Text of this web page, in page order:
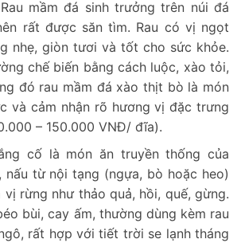
mầm đá sinh trưởng trên núi đá
rất được săn tìm. Rau có vị ngọt
nhẹ, giòn tươi và tốt cho sức khỏe.
chế biến bằng cách luộc, xào tỏi,
đó rau mầm đá xào thịt bò là món
và cảm nhận rõ hương vị đặc trưng
– 150.000 VNĐ/ đĩa).
cố là món ăn truyền thống của
nấu từ nội tạng (ngựa, bò hoặc heo)
vị rừng như thảo quả, hồi, quế, gừng.
bùi, cay ấm, thường dùng kèm rau
rất hợp với tiết trời se lạnh tháng